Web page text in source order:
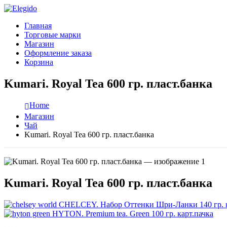
Главная
Торговые марки
Магазин
Оформление заказа
Корзина
Kumari. Royal Tea 600 гр. пласт.банка
Home
Магазин
Чай
Kumari. Royal Tea 600 гр. пласт.банка
Kumari. Royal Tea 600 гр. пласт.банка
CHELCEY. Набор Оттенки Шри-Ланки 140 гр.
HYTON. Premium tea. Green 100 гр. карт.пачка